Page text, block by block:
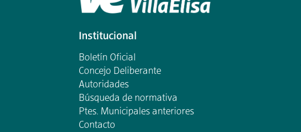
Institucional
Boletín Oficial
Concejo Deliberante
Autoridades
Búsqueda de normativa
Ptes. Municipales anteriores
Contacto